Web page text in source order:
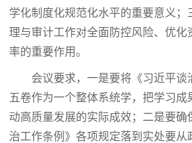
学化制度化规范化水平的重要意义；
理与审计工作对全面防控风险、优化
率的重要作用。
会议要求，一是要将《习近平谈
五卷作为一个整体系统学，把学习成
动高质量发展的实际成效；二是要确
治工作条例》各项规定落到实处要从